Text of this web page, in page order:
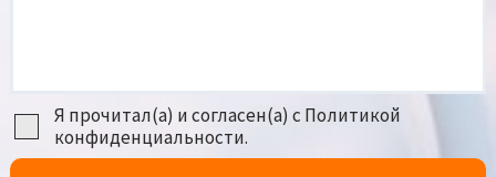
Я прочитал(а) и согласен(а) с Политикой
конфиденциальности.